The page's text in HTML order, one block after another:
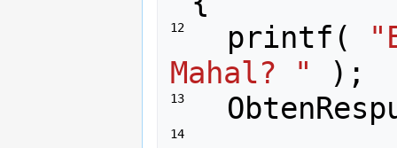
12 printf (
Mahal? "
);
13
14